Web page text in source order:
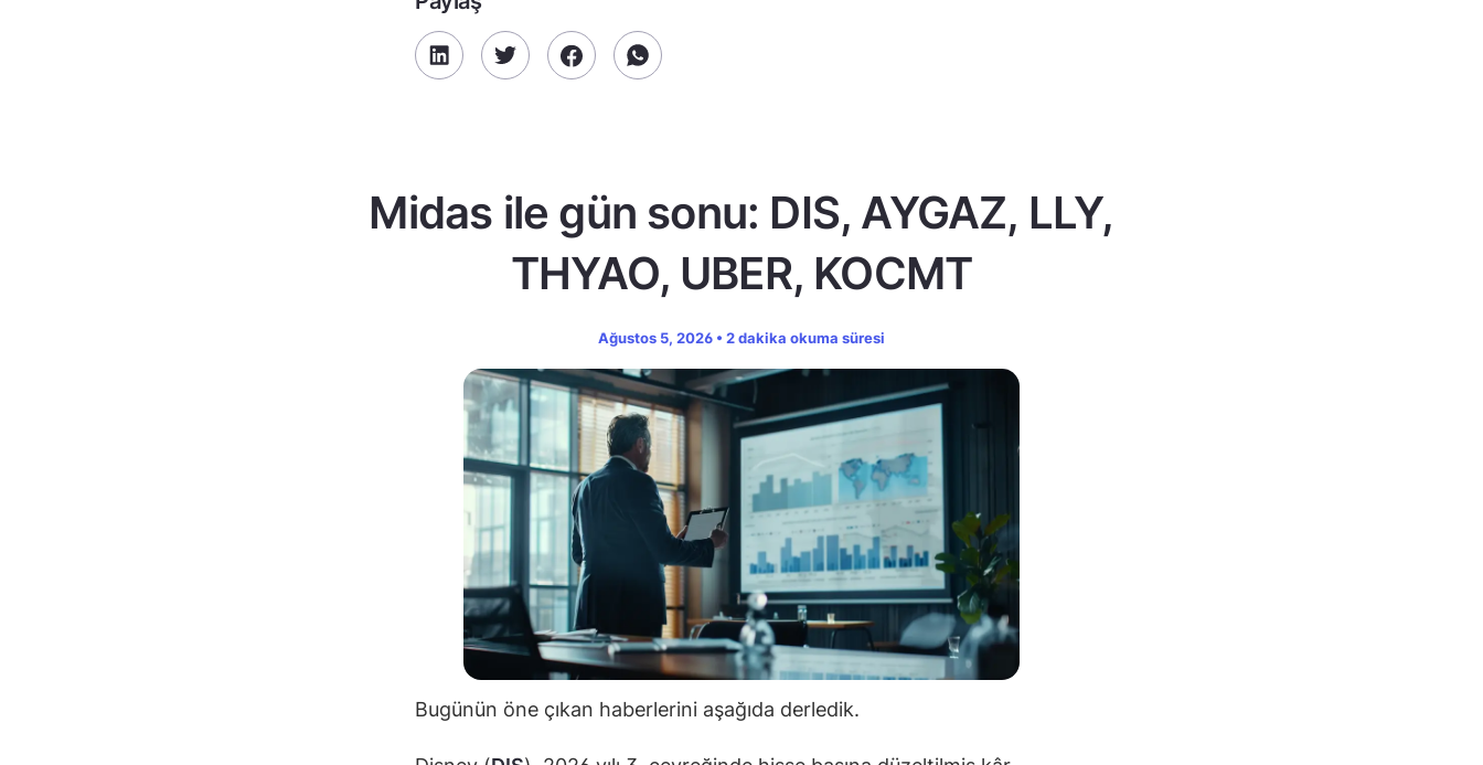
Midas ile gün sonu: DIS, AYGAZ, LLY,
THYAO, UBER, KOCMT
Ağustos 5, 2026 • 2 dakika okuma süresi
Bugünün öne çıkan haberlerini aşağıda derledik.